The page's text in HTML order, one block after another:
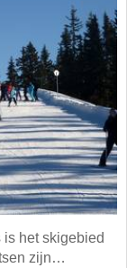
is het skigebied
zijn…